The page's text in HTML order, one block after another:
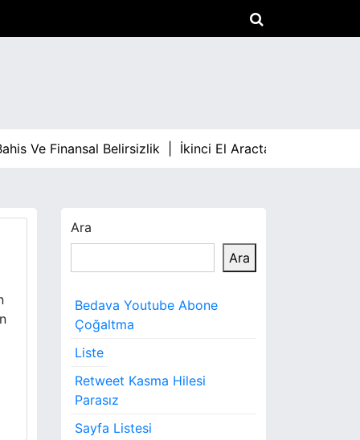
Ve Finansal Belirsizlik |İkinci El Aracta Fiyat
Ara
Ara
Bedava Youtube Abone
Çoğaltma
Liste
Retweet Kasma Hilesi
Parasız
Sayfa Listesi